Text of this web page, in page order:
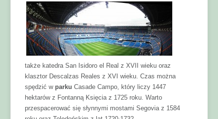
także katedra San Isidoro el Real z XVII wieku oraz
klasztor Descalzas Reales z XVI wieku. Czas można
spędzić w parku Casade Campo, który liczy 1447
hektarów z Fontanną Księcia z 1725 roku. Warto
przespacerować się słynnymi mostami Segovia z 1584